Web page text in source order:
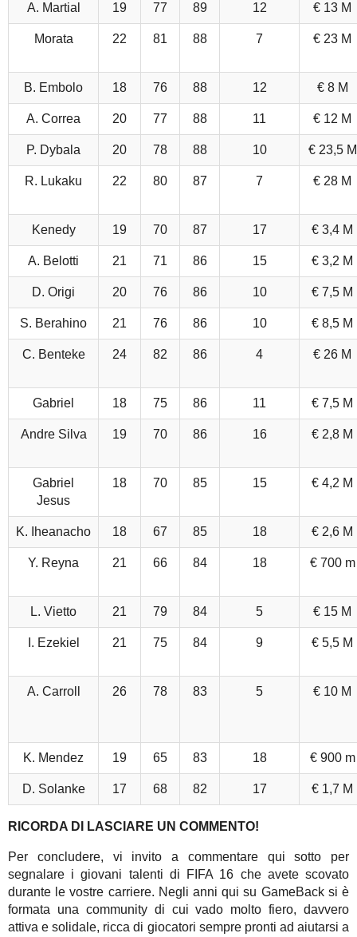
A. Martial 19 77 89 12 € 13 M
Morata 22 81 88 7 € 23 M
B. Embolo 18 76 88 12 € 8 M
A. Correa 20 77 88 11 € 12 M
P. Dybala 20 78 88 10 € 23,5 M
R. Lukaku 22 80 87 7 € 28 M
Kenedy 19 70 87 17 € 3,4 M
A. Belotti 21 71 86 15 € 3,2 M
D. Origi 20 76 86 10 € 7,5 M
S. Berahino 21 76 86 10 € 8,5 M
C. Benteke 24 82 86 4 € 26 M
Gabriel 18 75 86 11 € 7,5 M
Andre Silva 19 70 86 16 € 2,8 M
Gabriel
Jesus
18 70 85 15 € 4,2 M
K. Iheanacho 18 67 85 18 € 2,6 M
Y. Reyna 21 66 84 18 € 700 m
L. Vietto 21 79 84 5 € 15 M
I. Ezekiel 21 75 84 9 € 5,5 M
A. Carroll 26 78 83 5 € 10 M
K. Mendez 19 65 83 18 € 900 m
D. Solanke 17 68 82 17 € 1,7 M
RICORDA DI LASCIARE UN COMMENTO!
Per concludere, vi invito a commentare qui sotto per
segnalare i giovani talenti di FIFA 16 che avete scovato
durante le vostre carriere. Negli anni qui su GameBack si è
formata una community di cui vado molto fiero, davvero
attiva e solidale, ricca di giocatori sempre pronti ad aiutarsi a